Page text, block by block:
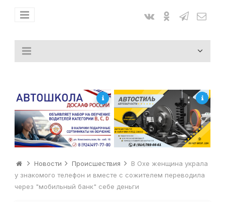
Новости Происшествия
В Охе женщина украла
у знакомого телефон и вместе с сожителем переводила
через "мобильный банк" себе деньги